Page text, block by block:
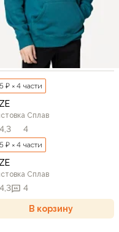
₽ × 4 части
Сплав
4,3 4
₽ × 4 части
Сплав
4,3 4
В корзину